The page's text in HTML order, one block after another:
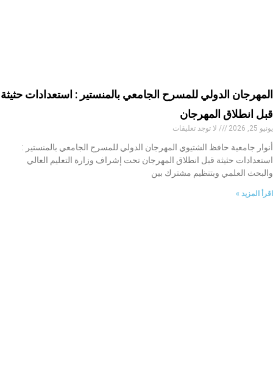
المهرجان الدولي للمسرح الجامعي بالمنستير : استعدادات حثيثة
قبل انطلاق المهرجان
يونيو 25, 2026 لا توجد تعليقات
أنوار جامعية حافظ الشتيوي المهرجان الدولي للمسرح الجامعي بالمنستير :
استعدادات حثيثة قبل انطلاق المهرجان تحت إشراف وزارة التعليم العالي
والبحث العلمي وبتنظيم مشترك بين
اقرأ المزيد »